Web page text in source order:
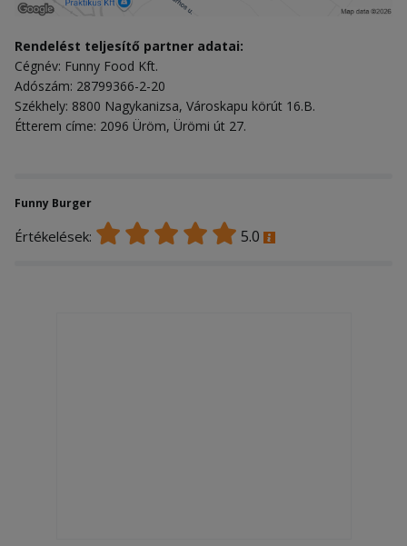
Rendelést teljesítő partner adatai:
Cégnév: Funny Food Kft.
Adószám: 28799366-2-20
Székhely: 8800 Nagykanizsa, Városkapu körút 16.B.
Étterem címe: 2096 Üröm, Ürömi út 27.
Funny Burger
Értékelések: 5.0